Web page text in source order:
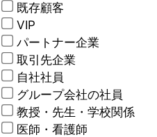
既存顧客
VIP
パートナー企業
取引先企業
自社社員
グループ会社の社員
教授・先生・学校関係
医師・看護師